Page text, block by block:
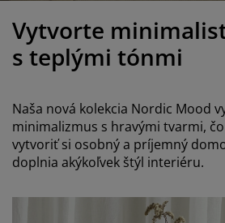
skrine
s úložným priestorom
matrace
postele
nábytku
osvetlenie
Vytvorte
s teplými tónmi
Naša nová kolekcia Nordic Mood
minimalizmus s hravými tvarmi,
vytvoriť si osobný a príjemný
doplnia akýkoľvek štýl interiéru.